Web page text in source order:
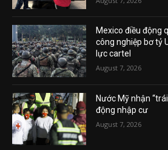
Mexico điều động
công nghiệp bơ tỷ
lực cartel
August 7, 2026
Nước Mỹ nhận
động nhập cư
August 7, 2026